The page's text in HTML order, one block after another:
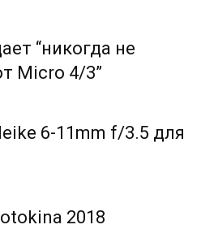
“никогда не
Micro 4/3”
6-11mm f/3.5 для
2018